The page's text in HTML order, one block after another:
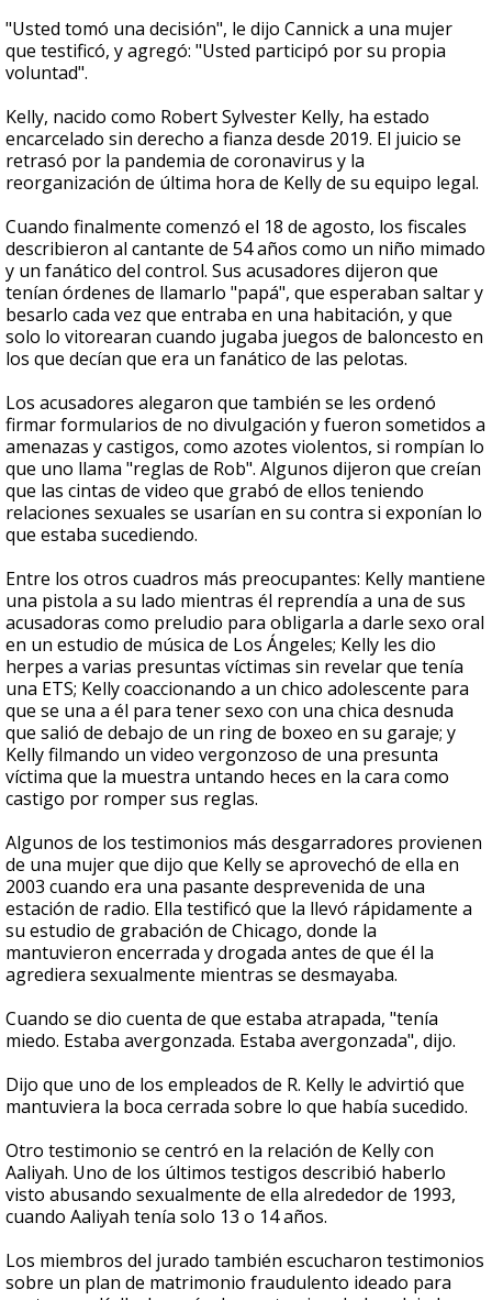
"Usted tomó una decisión", le dijo Cannick a una mujer
que testificó, y agregó: "Usted participó por su propia
voluntad".
Kelly, nacido como Robert Sylvester Kelly, ha estado
encarcelado sin derecho a fianza desde 2019. El juicio se
retrasó por la pandemia de coronavirus y la
reorganización de última hora de Kelly de su equipo legal.
Cuando finalmente comenzó el 18 de agosto, los fiscales
describieron al cantante de 54 años como un niño mimado
y un fanático del control. Sus acusadores dijeron que
tenían órdenes de llamarlo "papá", que esperaban saltar y
besarlo cada vez que entraba en una habitación, y que
solo lo vitorearan cuando jugaba juegos de baloncesto en
los que decían que era un fanático de las pelotas.
Los acusadores alegaron que también se les ordenó
firmar formularios de no divulgación y fueron sometidos a
amenazas y castigos, como azotes violentos, si rompían lo
que uno llama "reglas de Rob". Algunos dijeron que creían
que las cintas de video que grabó de ellos teniendo
relaciones sexuales se usarían en su contra si exponían lo
que estaba sucediendo.
Entre los otros cuadros más preocupantes: Kelly mantiene
una pistola a su lado mientras él reprendía a una de sus
acusadoras como preludio para obligarla a darle sexo oral
en un estudio de música de Los Ángeles; Kelly les dio
herpes a varias presuntas víctimas sin revelar que tenía
una ETS; Kelly coaccionando a un chico adolescente para
que se una a él para tener sexo con una chica desnuda
que salió de debajo de un ring de boxeo en su garaje; y
Kelly filmando un video vergonzoso de una presunta
víctima que la muestra untando heces en la cara como
castigo por romper sus reglas.
Algunos de los testimonios más desgarradores provienen
de una mujer que dijo que Kelly se aprovechó de ella en
2003 cuando era una pasante desprevenida de una
estación de radio. Ella testificó que la llevó rápidamente a
su estudio de grabación de Chicago, donde la
mantuvieron encerrada y drogada antes de que él la
agrediera sexualmente mientras se desmayaba.
Cuando se dio cuenta de que estaba atrapada, "tenía
miedo. Estaba avergonzada. Estaba avergonzada", dijo.
Dijo que uno de los empleados de R. Kelly le advirtió que
mantuviera la boca cerrada sobre lo que había sucedido.
Otro testimonio se centró en la relación de Kelly con
Aaliyah. Uno de los últimos testigos describió haberlo
visto abusando sexualmente de ella alrededor de 1993,
cuando Aaliyah tenía solo 13 o 14 años.
Los miembros del jurado también escucharon testimonios
sobre un plan de matrimonio fraudulento ideado para